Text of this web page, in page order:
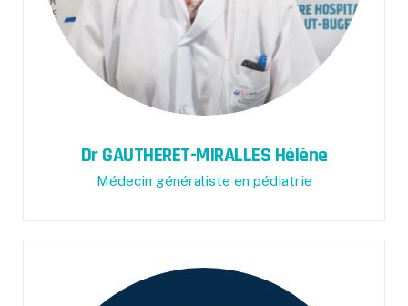
Dr GAUTHERET-MIRALLES Hélène
Médecin généraliste en pédiatrie